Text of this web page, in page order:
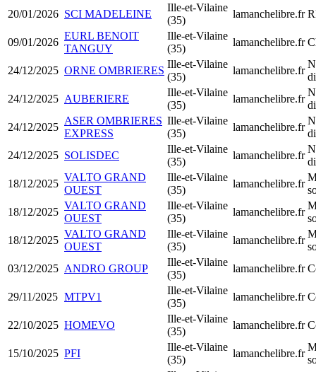
20/01/2026 SCI MADELEINE
Ille-et-Vilaine
(35)
lamanchelibre.fr
09/01/2026
EURL BENOIT
TANGUY
Ille-et-Vilaine
(35)
lamanchelibre.fr
24/12/2025 ORNE OMBRIERES
Ille-et-Vilaine
(35)
lamanchelibre.fr
24/12/2025 AUBERIERE
Ille-et-Vilaine
(35)
lamanchelibre.fr
24/12/2025
ASER OMBRIERES
EXPRESS
Ille-et-Vilaine
(35)
lamanchelibre.fr
24/12/2025 SOLISDEC
Ille-et-Vilaine
(35)
lamanchelibre.fr
18/12/2025
VALTO GRAND
OUEST
Ille-et-Vilaine
(35)
lamanchelibre.fr
18/12/2025
VALTO GRAND
OUEST
Ille-et-Vilaine
(35)
lamanchelibre.fr
18/12/2025
VALTO GRAND
OUEST
Ille-et-Vilaine
(35)
lamanchelibre.fr
03/12/2025 ANDRO GROUP
Ille-et-Vilaine
(35)
lamanchelibre.fr
29/11/2025 MTPV1
Ille-et-Vilaine
(35)
lamanchelibre.fr
22/10/2025 HOMEVO
Ille-et-Vilaine
(35)
lamanchelibre.fr
15/10/2025 PFI
Ille-et-Vilaine
(35)
lamanchelibre.fr